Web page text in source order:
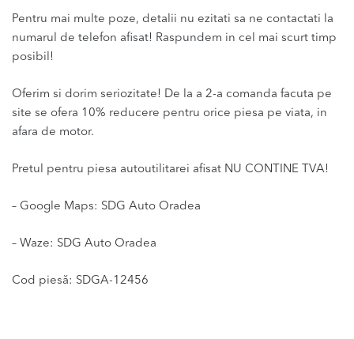
Pentru mai multe poze, detalii nu ezitati sa ne contactati la
numarul de telefon afisat! Raspundem in cel mai scurt timp
posibil!
Oferim si dorim seriozitate! De la a 2-a comanda facuta pe
site se ofera 10% reducere pentru orice piesa pe viata, in
afara de motor.
Pretul pentru piesa autoutilitarei afisat NU CONTINE TVA!
– Google Maps: SDG Auto Oradea
– Waze: SDG Auto Oradea
Cod piesă: SDGA-12456